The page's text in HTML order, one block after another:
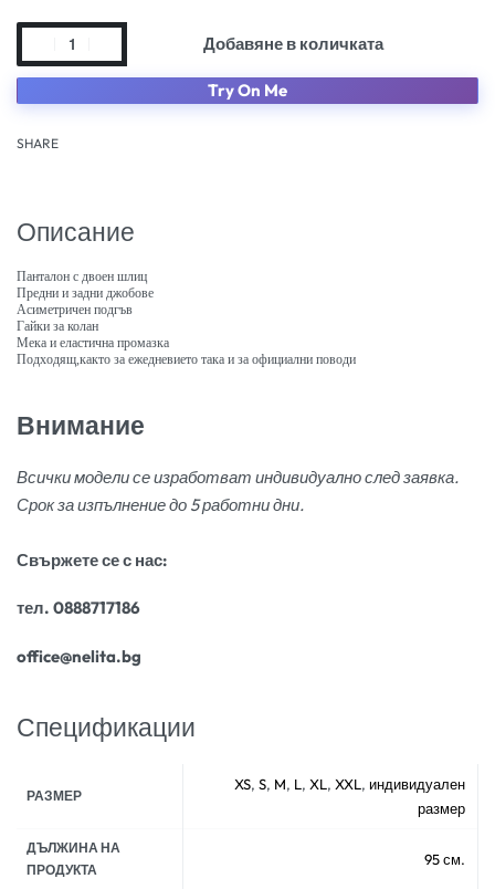
Добавяне в количката
Try On Me
SHARE
Описание
Панталон с двоен шлиц
Предни и задни джобове
Асиметричен подгъв
Гайки за колан
Мека и еластична промазка
Подходящ,както за ежедневието така и за официални поводи
Внимание
Всички модели се изработват индивидуално след заявка.
Срок за изпълнение до 5 работни дни.
Свържете се с нас:
тел. 0888717186
office@nelita.bg
Спецификации
РАЗМЕР
XS, S, M, L, XL, XXL, индивидуален
размер
ДЪЛЖИНА НА
ПРОДУКТА
95 см.